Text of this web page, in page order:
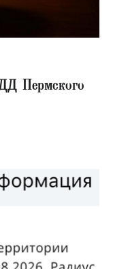
Пермского